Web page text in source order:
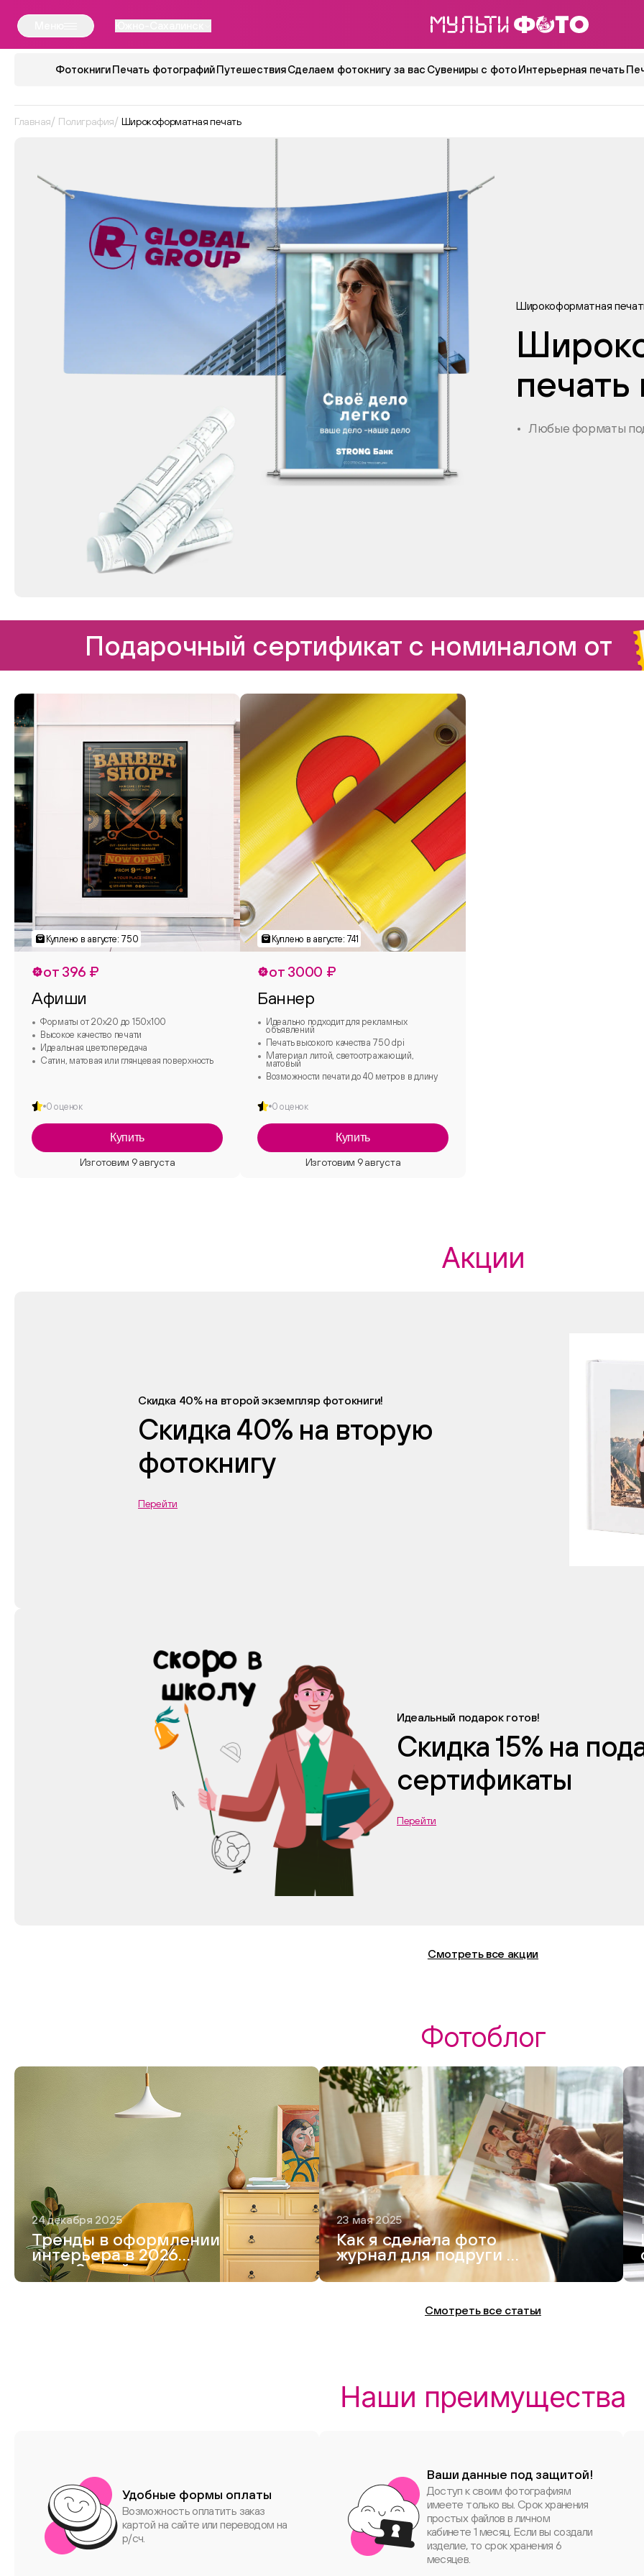
ФотокнигиПечать фотографийПутешествияСделаем фотокнигу за вас Сувениры с фотоИнтерьерная печать
Главная Полиграфия Широкоформатная печать
Широкоформатная
Любые форматы
Подарочный сертификат с номиналом от
от 396 ₽
Афиши
Форматы от 20х20 до 150х100
Высокое качество печати
Идеальная цветопередача
Сатин, матовая или глянцевая поверхность
0 оценок
Купить
от 3000 ₽
Баннер
Идеально подходит для рекламных
объявлений
Печать высокого качества 750 dpi
Материал литой, светоотражающий,
матовый
Возможности печати до 40 метров в длину
0 оценок
Купить
Акции
Скидка 40% на второй экземпляр фотокниги!
Скидка 40% на вторую
фотокнигу
Перейти
Идеальный подарок готов!
Скидка 15% на
сертификаты
Перейти
Смотреть все акции
Фотоблог
24 декабря 2025
Тренды в оформлении
интерьера в 2026
году. 8 идей модного
дизайна
23 мая 2025
Как я сделала фото
журнал для подруги —
и это вышло круче,
чем Vogue
Смотреть все статьи
Наши преимущества
Удобные формы оплаты
Возможность оплатить заказ
картой на сайте или переводом на
р/сч.
Ваши данные под защитой!
Доступ к своим фотографиям
имеете только вы. Срок хранения
простых файлов в личном
кабинете 1 месяц. Если вы создали
изделие, то срок хранения 6
месяцев.